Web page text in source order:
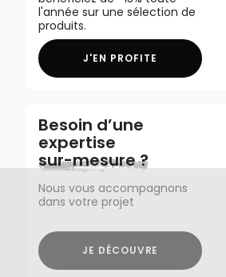
l'année sur une sélection de
produits.
J'EN PROFITE
Besoin d’une
expertise
sur-mesure ?
Nous vous accompagnons
dans votre projet
JE DÉCOUVRE